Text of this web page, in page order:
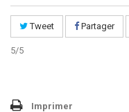
Tweet Partager
5/5
Imprimer